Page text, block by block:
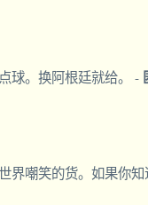
球。换阿根廷就给。 -
嘲笑的货。如果你